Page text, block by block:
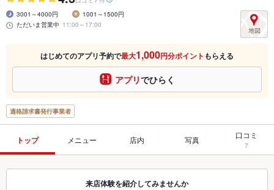
3001～4000円
1001～1500円
ただいま営業中 11:00～17:00
はじめてのアプリ予約で最大1,000円分ポイント もらえる
アプリでひらく
適格請求書発行事業者
トップ メニュー 店内 写真 口コミ
7
来店体験を紹介してみませんか